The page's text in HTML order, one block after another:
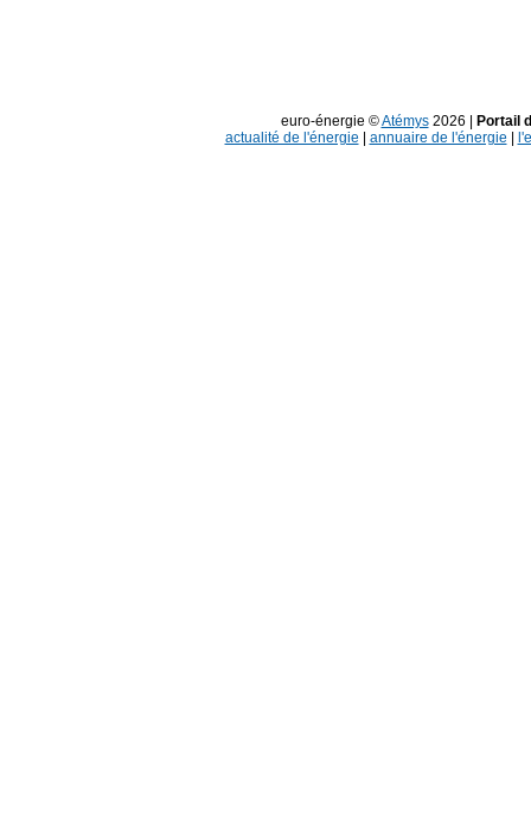
euro-énergie ©Atémys2026 |
Portail
actualité de l'énergie
annuaire de l'énergie